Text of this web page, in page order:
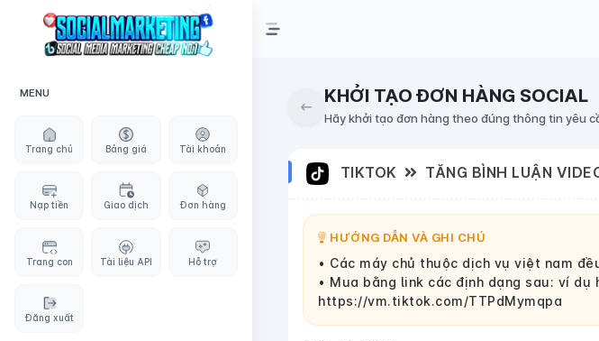
MENU
Trang chủ Bảng giá Tài khoản
Nạp tiền Giao dịch Đơn hàng
Trang con Tài liệu API Hỗ trợ
Đăng xuất
KHỞI TẠO ĐƠN HÀNG SOCIAL
Hãy khởi tạo đơn hàng theo đúng thông tin yêu
TIKTOK TĂNG BÌNH LUẬN
HƯỚNG DẪN VÀ GHI CHÚ
• Các máy chủ thuộc dịch vụ việt nam
• Mua bằng link các định dạng sau: ví
https://vm.tiktok.com/TTPdMymqpa